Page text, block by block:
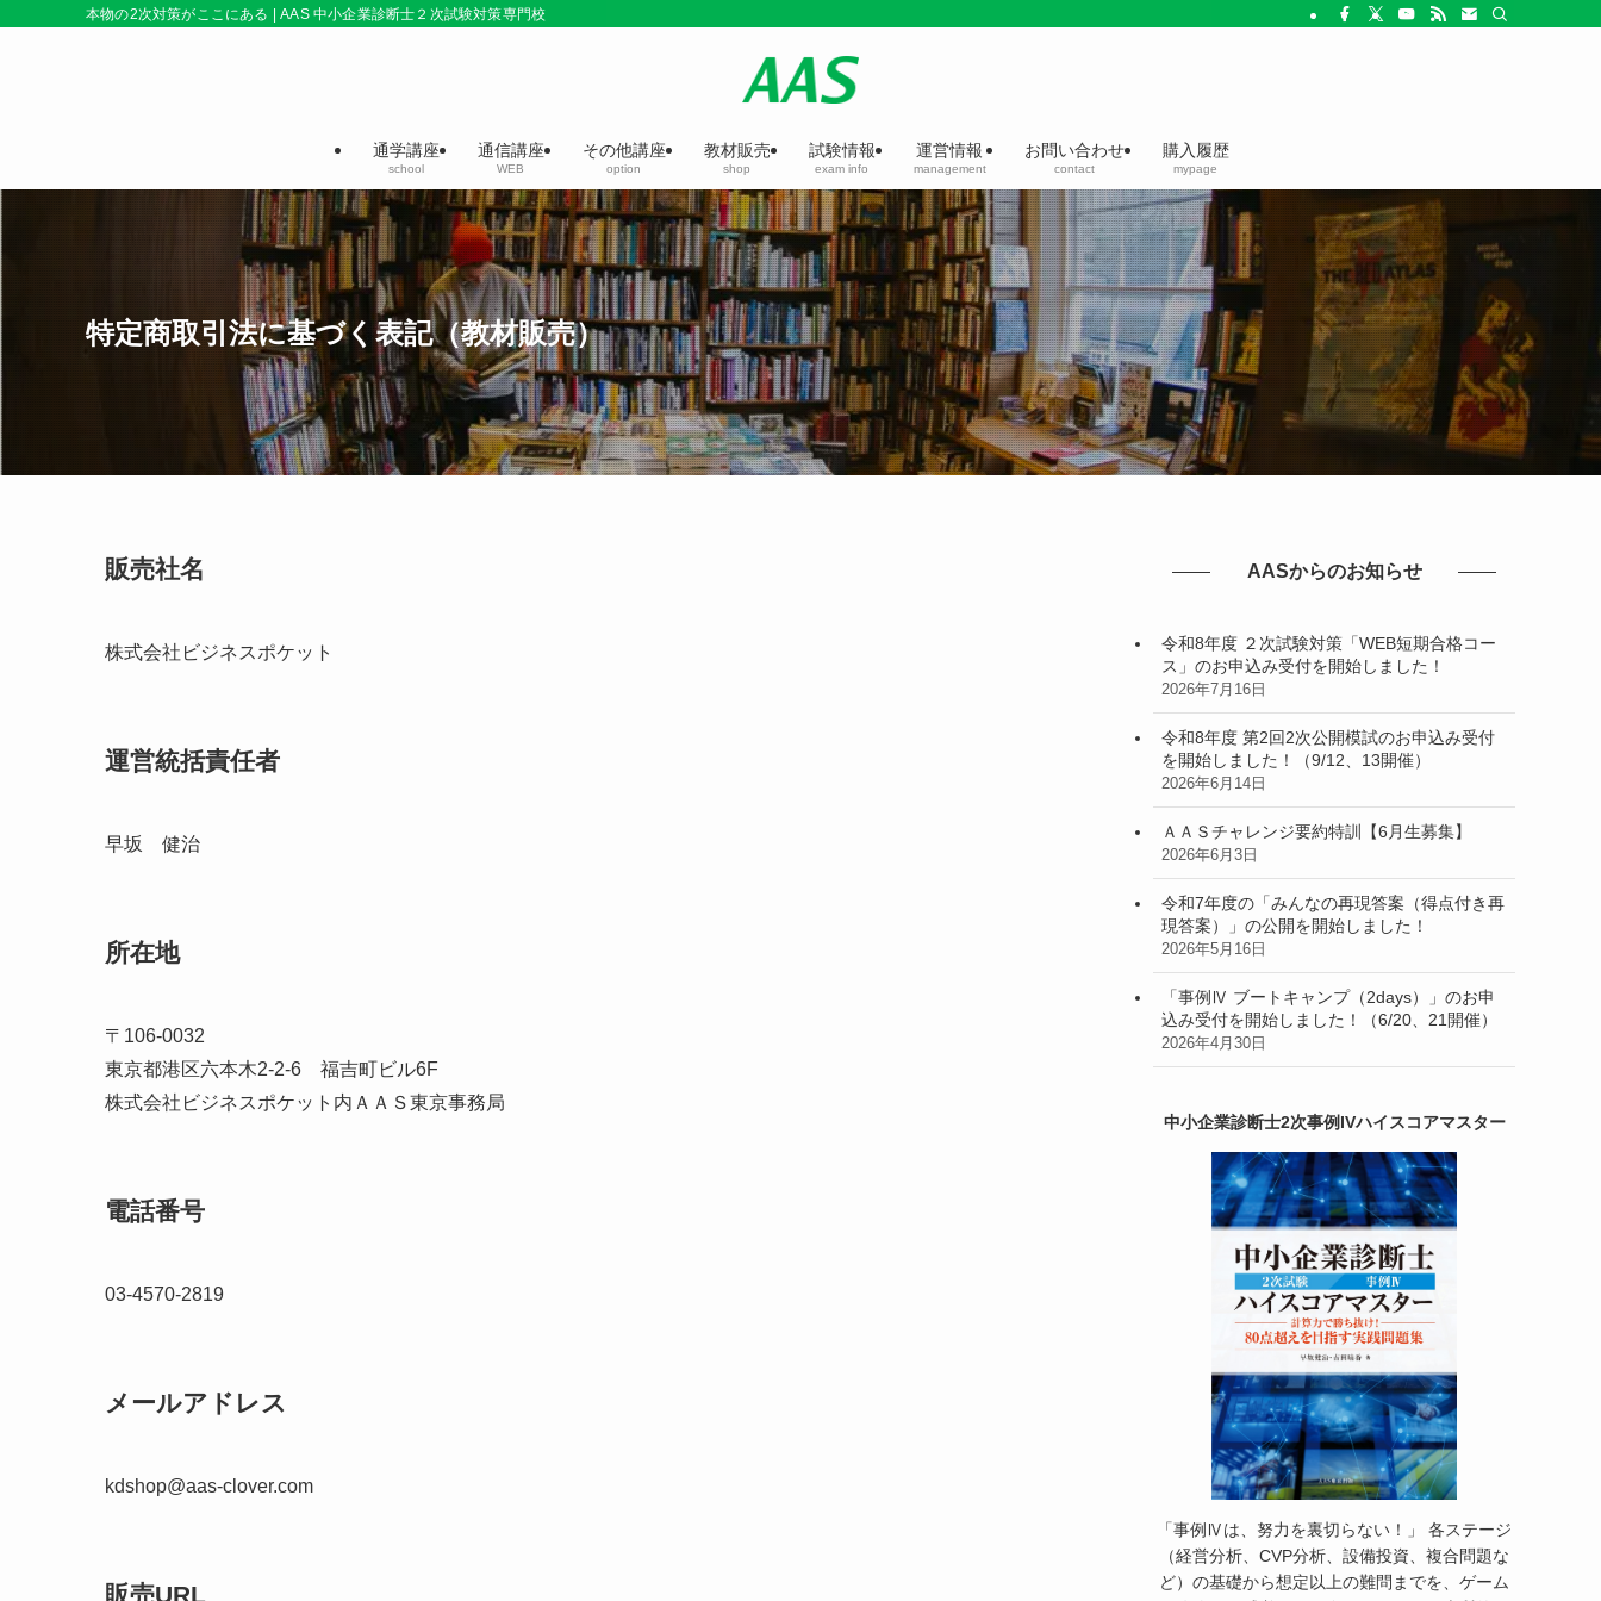
本物の2次対策がここにある | AAS 中小企業診断士２次試験対策専門校
通学講座
school
通信講座
WEB
その他講座
option
教材販売
shop
試験情報
exam info
運営情報
management
お問い合わせ
contact
購入履歴
mypage
特定商取引法に基づく表記（教材販売）
販売社名
株式会社ビジネスポケット
運営統括責任者
早坂 健治
所在地
〒106-0032
東京都港区六本木2-2-6 福吉町ビル6F
株式会社ビジネスポケット内ＡＡＳ東京事務局
電話番号
03-4570-2819
メールアドレス
kdshop@aas-clover.com
販売URL
AASからのお知らせ
令和8年度 ２次試験対策「WEB短期合格コー
ス」のお申込み受付を開始しました！
2026年7月16日
令和8年度 第2回2次公開模試のお申込み受付
を開始しました！（9/12、13開催）
2026年6月14日
ＡＡＳチャレンジ要約特訓【6月生募集】
2026年6月3日
令和7年度の「みんなの再現答案（得点付き再
現答案）」の公開を開始しました！
2026年5月16日
「事例Ⅳ ブートキャンプ（2days）」のお申
込み受付を開始しました！（6/20、21開催）
2026年4月30日
中小企業診断士2次事例IVハイスコアマスター
「事例Ⅳは、努力を裏切らない！」 各ステージ
（経営分析、CVP分析、設備投資、複合問題な
ど）の基礎から想定以上の難問までを、ゲーム